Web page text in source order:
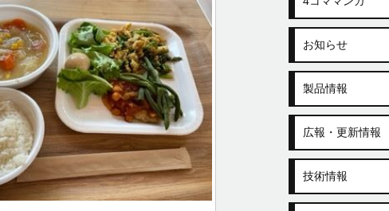
お知らせ
製品情報
広報・更新情報
技術情報